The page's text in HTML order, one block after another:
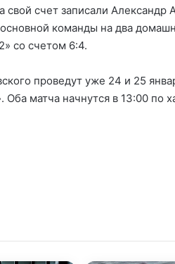
счет записали Александр
команды на два
со счетом 6:4.
проведут уже 24 и 25
матча начнутся в 13:00 по